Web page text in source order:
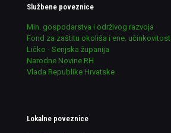
Službene poveznice
Min. gospodarstva i održivog razvoja
Fond za zaštitu okoliša i ene. učinkovitost
Ličko - Senjska županija
Narodne Novine RH
Vlada Republike Hrvatske
Lokalne poveznice